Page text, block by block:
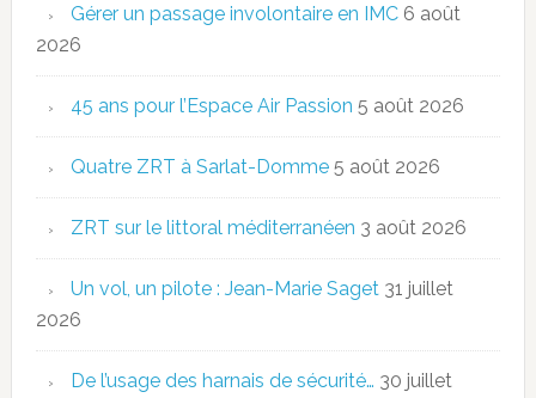
Gérer un passage involontaire en IMC 6 août
2026
45 ans pour l’Espace Air Passion 5 août 2026
Quatre ZRT à Sarlat-Domme 5 août 2026
ZRT sur le littoral méditerranéen 3 août 2026
Un vol, un pilote : Jean-Marie Saget 31 juillet
2026
De l’usage des harnais de sécurité… 30 juillet